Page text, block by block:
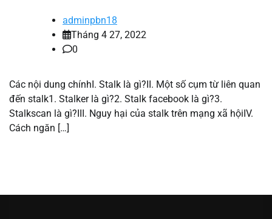
adminpbn18
Tháng 4 27, 2022
0
Các nội dung chínhI. Stalk là gì?II. Một số cụm từ liên quan
đến stalk1. Stalker là gì?2. Stalk facebook là gì?3.
Stalkscan là gì?III. Nguy hại của stalk trên mạng xã hộiIV.
Cách ngăn […]